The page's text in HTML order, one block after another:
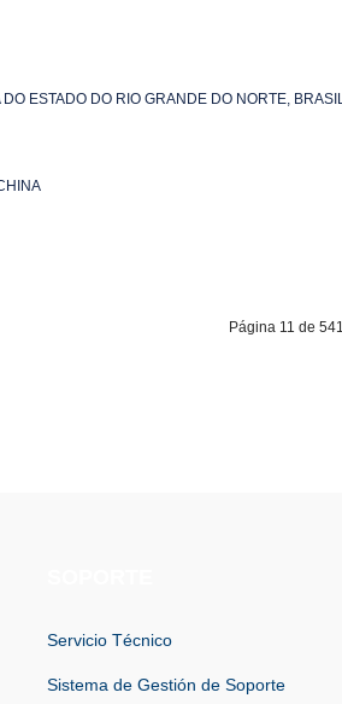
ESTADO DO RIO GRANDE DO NORTE, BRASIL
Página 11 de 541
Servicio Técnico
Sistema de Gestión de Soporte